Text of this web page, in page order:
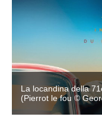
La locandina della
(Pierrot le fou ©